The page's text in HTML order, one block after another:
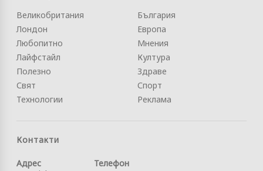
Великобритания
Лондон
Любопитно
Лайфстайл
Полезно
Свят
Технологии
България
Европа
Мнения
Култура
Здраве
Спорт
Реклама
Контакти
Адрес
Телефон